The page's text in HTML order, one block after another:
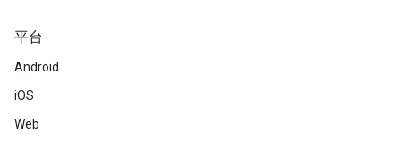
平台
Android
iOS
Web